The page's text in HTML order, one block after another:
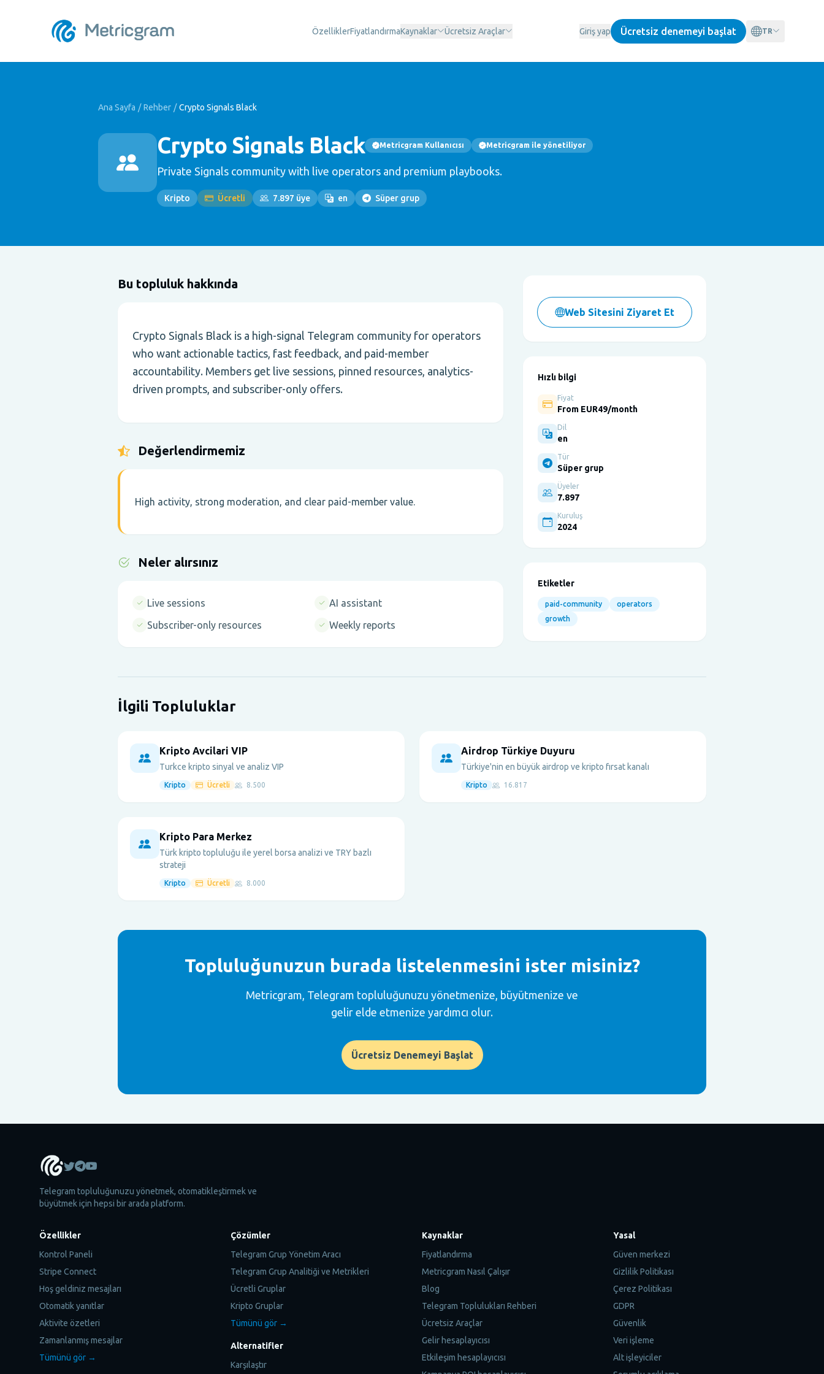
ÖzelliklerFiyatlandırmaKaynaklar Ücretsiz Araçlar Giriş yap Ücretsiz denemeyi başlat TR
Ana Sayfa / Rehber / Crypto Signals Black
Crypto Signals Black Metricgram Kullanıcısı Metricgram ile yönetiliyor
Private Signals community with live operators and premium playbooks.
Kripto Ücretli 7.897 üye en Süper grup
Bu topluluk hakkında
Crypto Signals Black is a high-signal Telegram community for operators
who want actionable tactics, fast feedback, and paid-member
accountability. Members get live sessions, pinned resources, analytics-
driven prompts, and subscriber-only offers.
Değerlendirmemiz
High activity, strong moderation, and clear paid-member value.
Neler alırsınız
Live sessions
AI assistant
Subscriber-only resources
Weekly reports
Web Sitesini Ziyaret Et
Hızlı bilgi
Fiyat
From EUR49/month
Dil
en
Tür
Süper grup
Üyeler
7.897
Kuruluş
2024
Etiketler
paid-community
operators
growth
İlgili Topluluklar
Kripto Avcilari VIP
Turkce kripto sinyal ve analiz VIP
Kripto Ücretli 8.500
Airdrop Türkiye Duyuru
Türkiye'nin en büyük airdrop ve kripto fırsat kanalı
Kripto 16.817
Kripto Para Merkez
Türk kripto topluluğu ile yerel borsa analizi ve TRY bazlı
strateji
Kripto Ücretli 8.000
Topluluğunuzun burada listelenmesini ister misiniz?
Metricgram, Telegram topluluğunuzu yönetmenize, büyütmenize ve
gelir elde etmenize yardımcı olur.
Ücretsiz Denemeyi Başlat
Telegram topluluğunuzu yönetmek, otomatikleştirmek ve
büyütmek için hepsi bir arada platform.
Özellikler
Kontrol Paneli
Stripe Connect
Hoş geldiniz mesajları
Otomatik yanıtlar
Aktivite özetleri
Zamanlanmış mesajlar
Tümünü gör →
Çözümler
Telegram Grup Yönetim Aracı
Telegram Grup Analitiği ve Metrikleri
Ücretli Gruplar
Kripto Gruplar
Tümünü gör →
Alternatifler
Karşılaştır
Kaynaklar
Fiyatlandırma
Metricgram Nasıl Çalışır
Blog
Telegram Toplulukları Rehberi
Ücretsiz Araçlar
Gelir hesaplayıcısı
Etkileşim hesaplayıcısı
Yasal
Güven merkezi
Gizlilik Politikası
Çerez Politikası
GDPR
Güvenlik
Veri işleme
Alt işleyiciler